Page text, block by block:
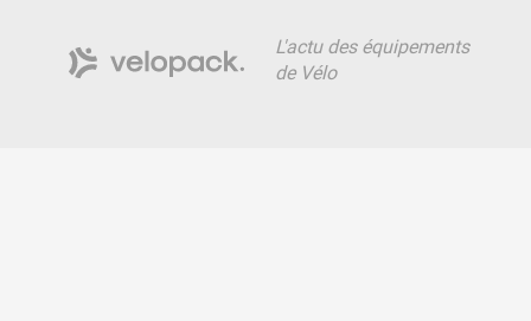
L'actu des équipements
de Vélo